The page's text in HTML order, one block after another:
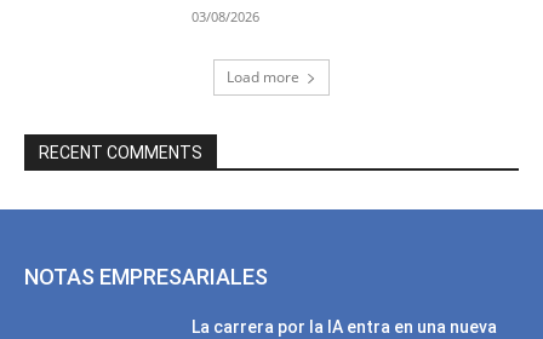
03/08/2026
Load more
RECENT COMMENTS
NOTAS EMPRESARIALES
La carrera por la IA entra en una nueva